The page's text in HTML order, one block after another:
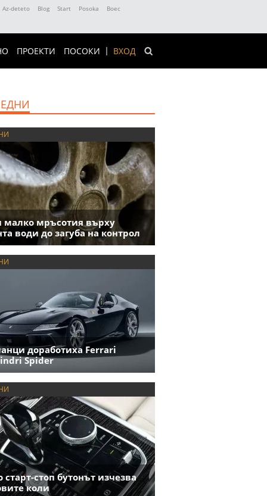
Az-deteto Blog Start Posoka
Boec
ВХОД
ПРОЕКТИ ПОСОКИ
малко мръсотия върху
води до загуба на контрол
доработиха Ferrari
Spider
стоп бутонът изчезва
коли